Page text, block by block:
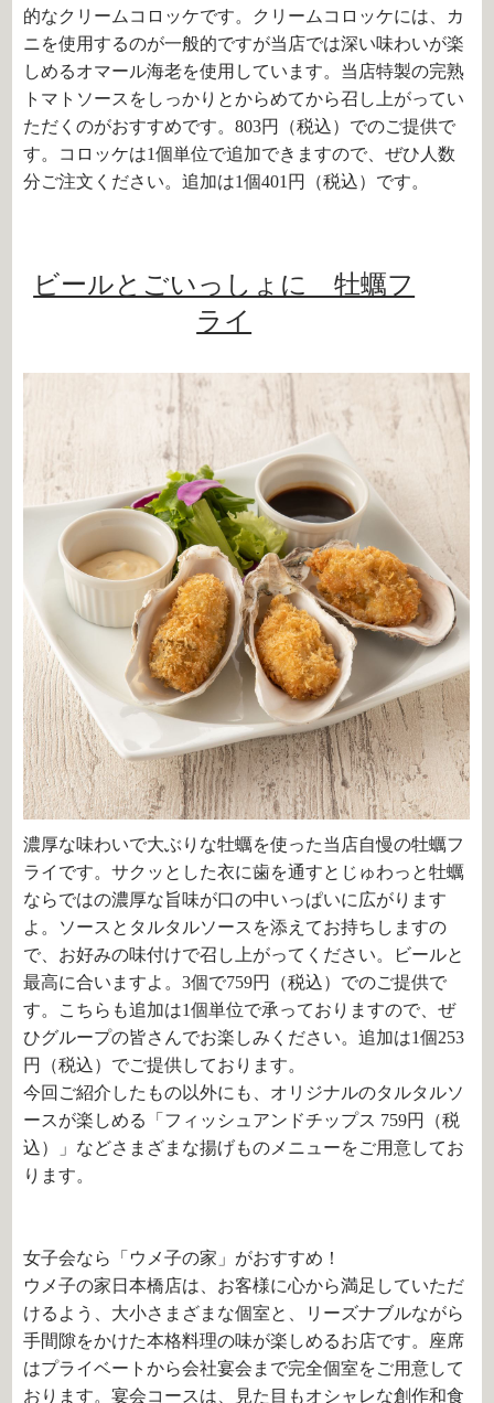
的なクリームコロッケです。クリームコロッケには、カ
ニを使用するのが一般的ですが当店では深い味わいが楽
しめるオマール海老を使用しています。当店特製の完熟
トマトソースをしっかりとからめてから召し上がってい
ただくのがおすすめです。803円（税込）でのご提供で
す。コロッケは1個単位で追加できますので、ぜひ人数
分ご注文ください。追加は1個401円（税込）です。
ビールとごいっしょに 牡蠣フ
ライ
濃厚な味わいで大ぶりな牡蠣を使った当店自慢の牡蠣フ
ライです。サクッとした衣に歯を通すとじゅわっと牡蠣
ならではの濃厚な旨味が口の中いっぱいに広がります
よ。ソースとタルタルソースを添えてお持ちしますの
で、お好みの味付けで召し上がってください。ビールと
最高に合いますよ。3個で759円（税込）でのご提供で
す。こちらも追加は1個単位で承っておりますので、ぜ
ひグループの皆さんでお楽しみください。追加は1個253
円（税込）でご提供しております。
今回ご紹介したもの以外にも、オリジナルのタルタルソ
ースが楽しめる「フィッシュアンドチップス 759円（税
込）」などさまざまな揚げものメニューをご用意してお
ります。
女子会なら「ウメ子の家」がおすすめ！
ウメ子の家日本橋店は、お客様に心から満足していただ
けるよう、大小さまざまな個室と、リーズナブルながら
手間隙をかけた本格料理の味が楽しめるお店です。座席
はプライベートから会社宴会まで完全個室をご用意して
おります。宴会コースは、見た目もオシャレな創作和食